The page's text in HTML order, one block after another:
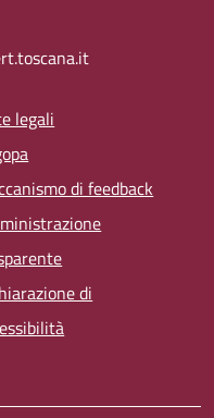
legali
di feedback
di